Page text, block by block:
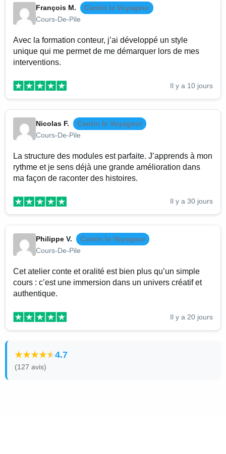
François M.
Cantin le Voyageur
Cours-De-Pile
Avec la formation conteur, j’ai développé un style
unique qui me permet de me démarquer lors de mes
interventions.
Il y a 10 jours
Nicolas F.
Cantin le Voyageur
Cours-De-Pile
La structure des modules est parfaite. J’apprends à mon
rythme et je sens déjà une grande amélioration dans
ma façon de raconter des histoires.
Il y a 30 jours
Philippe V.
Cantin le Voyageur
Cours-De-Pile
Cet atelier conte et oralité est bien plus qu’un simple
cours : c’est une immersion dans un univers créatif et
authentique.
Il y a 20 jours
4.7
(127 avis)